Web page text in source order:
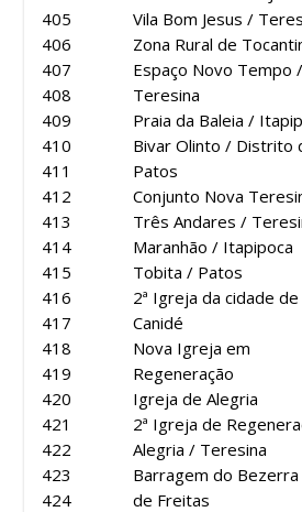
405
406
407
408
409
410
411
412
413
414
415
416
417
418
419
420
421
422
423
424
Vila Bom Jesus /
Zona Rural de
Espaço Novo Tempo /
Teresina
Praia da Baleia /
Bivar Olinto / Distrito
Patos
Conjunto Nova
Três Andares /
Maranhão / Itapipoca
Tobita / Patos
2ª Igreja da cidade de
Canidé
Nova Igreja em
Regeneração
Igreja de Alegria
2ª Igreja de
Alegria / Teresina
Barragem do Bezerra
de Freitas